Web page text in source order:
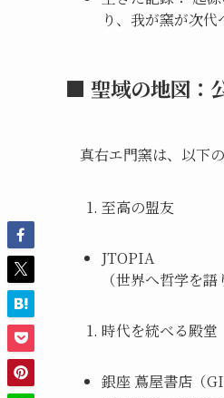
り、我が窯が次代
■ 聖域の地図：
真右エ門窯は、以下
至高の盟友
JTOPIA
（世界へ哲学を
時代を統べる殿堂
銀座 蔦屋書店（